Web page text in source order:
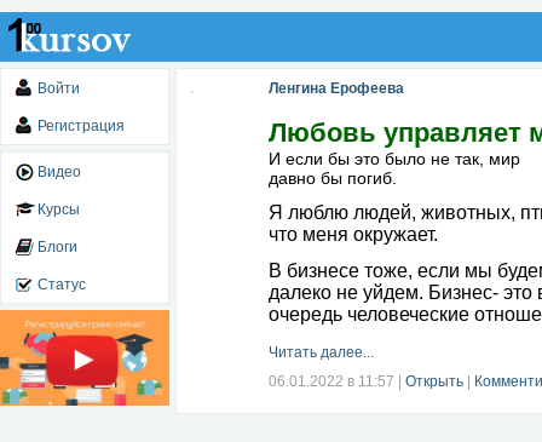
Войти
Регистрация
Видео
Курсы
Блоги
Статус
Ленгина Ерофеева
Любовь управляет
И если бы это было не так, мир
давно бы погиб.
Я люблю людей, животных,
что меня окружает.
В бизнесе тоже, если мы
далеко не уйдем. Бизнес- это
очередь человеческие
Читать далее...
06.01.2022 в 11:57
Открыть